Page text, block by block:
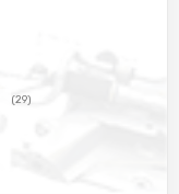
(29)